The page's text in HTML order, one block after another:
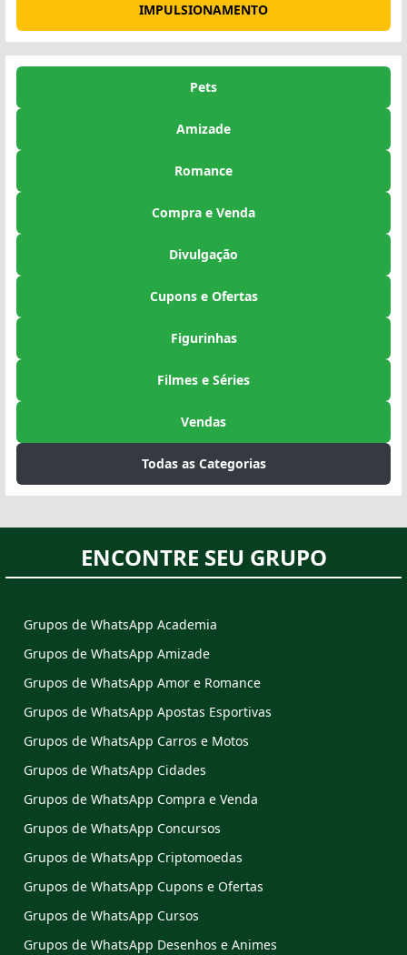
IMPULSIONAMENTO
Pets
Amizade
Romance
Compra e Venda
Divulgação
Cupons e Ofertas
Figurinhas
Filmes e Séries
Vendas
Todas as Categorias
ENCONTRE SEU GRUPO
Grupos de WhatsApp Academia
Grupos de WhatsApp Amizade
Grupos de WhatsApp Amor e Romance
Grupos de WhatsApp Apostas Esportivas
Grupos de WhatsApp Carros e Motos
Grupos de WhatsApp Cidades
Grupos de WhatsApp Compra e Venda
Grupos de WhatsApp Concursos
Grupos de WhatsApp Criptomoedas
Grupos de WhatsApp Cupons e Ofertas
Grupos de WhatsApp Cursos
Grupos de WhatsApp Desenhos e Animes